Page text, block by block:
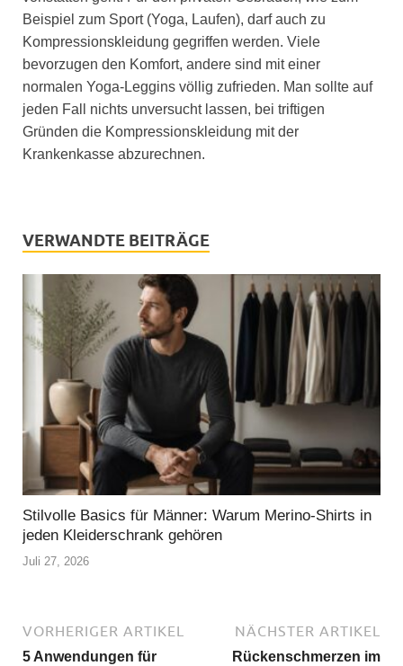
Beispiel zum Sport (Yoga, Laufen), darf auch zu
Kompressionskleidung gegriffen werden. Viele
bevorzugen den Komfort, andere sind mit einer
normalen Yoga-Leggins völlig zufrieden. Man sollte auf
jeden Fall nichts unversucht lassen, bei triftigen
Gründen die Kompressionskleidung mit der
Krankenkasse abzurechnen.
VERWANDTE BEITRÄGE
Stilvolle Basics für Männer: Warum Merino-Shirts in
jeden Kleiderschrank gehören
Juli 27, 2026
VORHERIGER ARTIKEL
5 Anwendungen für
NÄCHSTER ARTIKEL
Rückenschmerzen im